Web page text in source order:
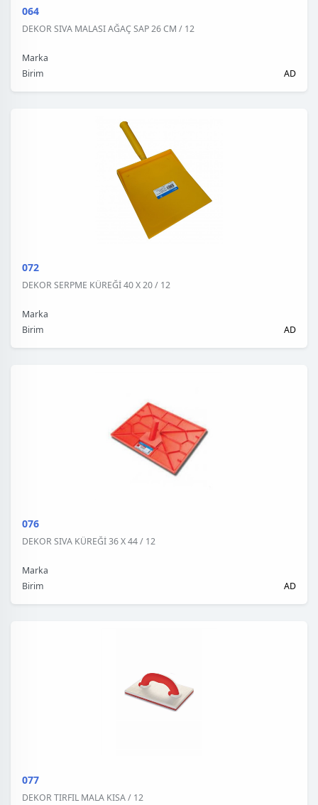
064
DEKOR SIVA MALASI AĞAÇ SAP 26 CM / 12
Marka
Birim
AD
072
DEKOR SERPME KÜREĞİ 40 X 20 / 12
Marka
Birim
AD
076
DEKOR SIVA KÜREĞİ 36 X 44 / 12
Marka
Birim
AD
077
DEKOR TIRFIL MALA KISA / 12